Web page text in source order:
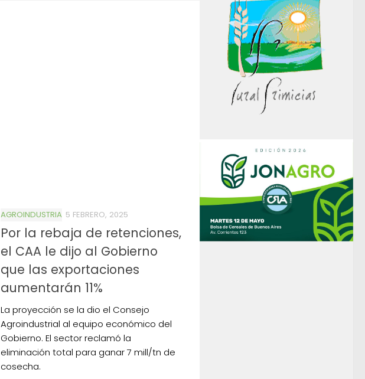
AGROINDUSTRIA 5 FEBRERO, 2025
Por la rebaja de retenciones,
el CAA le dijo al Gobierno
que las exportaciones
aumentarán 11%
La proyección se la dio el Consejo
Agroindustrial al equipo económico del
Gobierno. El sector reclamó la
eliminación total para ganar 7 mill/tn de
cosecha.